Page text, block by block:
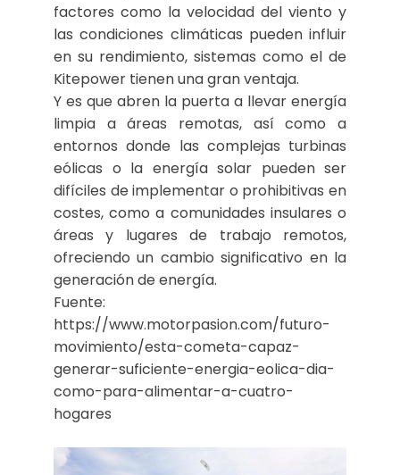
factores como la velocidad del viento y
las condiciones climáticas pueden influir
en su rendimiento, sistemas como el de
Kitepower tienen una gran ventaja.
Y es que abren la puerta a llevar energía
limpia a áreas remotas, así como a
entornos donde las complejas turbinas
eólicas o la energía solar pueden ser
difíciles de implementar o prohibitivas en
costes, como a comunidades insulares o
áreas y lugares de trabajo remotos,
ofreciendo un cambio significativo en la
generación de energía.
Fuente:
https://www.motorpasion.com/futuro-
movimiento/esta-cometa-capaz-
generar-suficiente-energia-eolica-dia-
como-para-alimentar-a-cuatro-
hogares